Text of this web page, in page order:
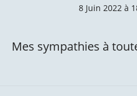
8 Juin 2022 à
Mes sympathies à